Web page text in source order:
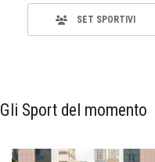
SET SPORTIVI
Gli Sport del momento